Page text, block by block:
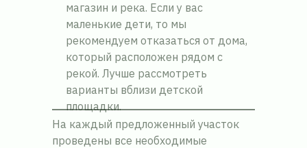
магазин и река. Если у вас
маленькие дети, то мы
рекомендуем отказаться от дома,
который расположен рядом с
рекой. Лучше рассмотреть
варианты вблизи детской
площадки.
На каждый предложенный участок
проведены все необходимые